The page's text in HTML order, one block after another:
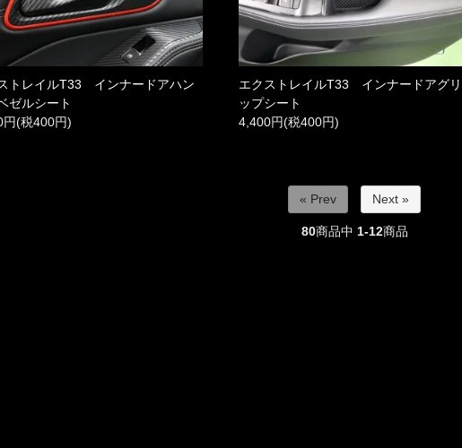
トレイルT33 インナードアハン
ゼルシート
円(税400円)
エクストレイルT33 インナードアグリ
ップシート
4,400円(税400円)
« Prev Next »
80商品中 1-12商品